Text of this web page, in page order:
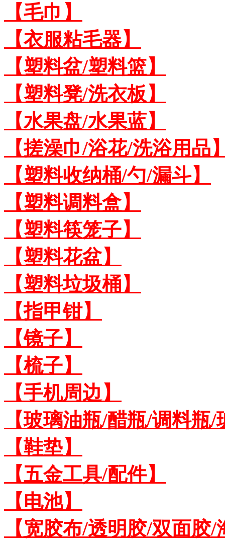
【毛巾】
【衣服粘毛器】
【塑料盆/塑料篮】
【塑料凳/洗衣板】
【水果盘/水果蓝】
【搓澡巾/浴花/洗浴用品
【塑料收纳桶/勺/漏斗】
【塑料调料盒】
【塑料筷笼子】
【塑料花盆】
【塑料垃圾桶】
【指甲钳】
【镜子】
【梳子】
【手机周边】
【玻璃油瓶/醋瓶/调料瓶
【鞋垫】
【五金工具/配件】
【电池】
【宽胶布/透明胶/双面胶